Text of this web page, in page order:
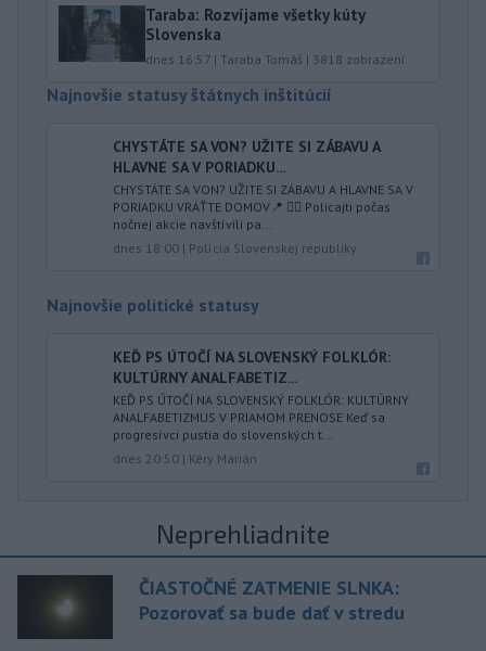
Taraba: Rozvíjame všetky kúty
Slovenska
dnes 16:57 | Taraba Tomáš | 3818 zobrazení
Najnovšie statusy štátnych inštitúcií
CHYSTÁTE SA VON? UŽITE SI ZÁBAVU A
HLAVNE SA V PORIADKU...
CHYSTÁTE SA VON? UŽITE SI ZÁBAVU A HLAVNE SA V
PORIADKU VRÁŤTE DOMOV📍 👮‍♂️ Policajti počas
nočnej akcie navštívili pa...
dnes 18:00 | Polícia Slovenskej republiky
Najnovšie politické statusy
KEĎ PS ÚTOČÍ NA SLOVENSKÝ FOLKLÓR:
KULTÚRNY ANALFABETIZ...
KEĎ PS ÚTOČÍ NA SLOVENSKÝ FOLKLÓR: KULTÚRNY
ANALFABETIZMUS V PRIAMOM PRENOSE Keď sa
progresívci pustia do slovenských t...
dnes 20:50 | Kéry Marián
Neprehliadnite
ČIASTOČNÉ ZATMENIE SLNKA:
Pozorovať sa bude dať v stredu